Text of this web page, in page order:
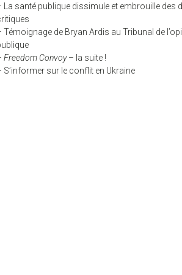
La santé publique dissimule et embrouille des
Témoignage de Bryan Ardis au Tribunal de
Freedom Convoy– la suite !
S’informer sur le conflit en Ukraine